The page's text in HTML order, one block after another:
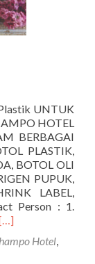
UNTUK
HOTEL
BERBAGAI
PLASTIK,
BOTOL OLI
PUPUK,
LABEL,
Person : 1.
Hotel,